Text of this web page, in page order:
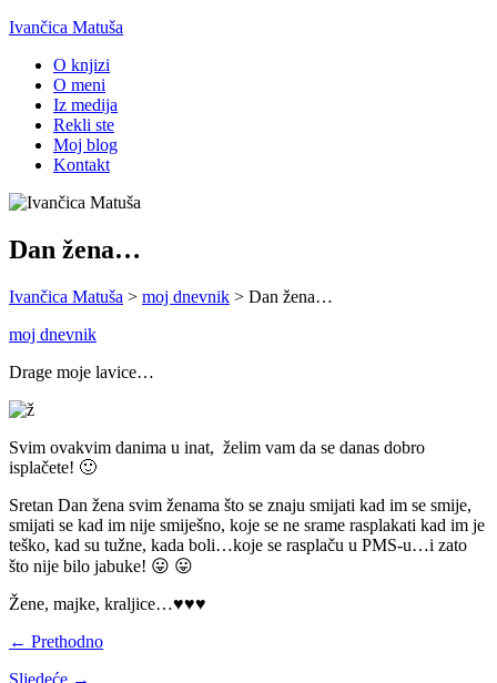
Ivančica Matuša
O knjizi
O meni
Iz medija
Rekli ste
Moj blog
Kontakt
Dan žena…
Ivančica Matuša > moj dnevnik > Dan žena…
moj dnevnik
Drage moje lavice…
Svim ovakvim danima u inat, želim vam da se danas dobro
isplačete! 🙂
Sretan Dan žena svim ženama što se znaju smijati kad im se smije,
smijati se kad im nije smiješno, koje se ne srame rasplakati kad im je
teško, kad su tužne, kada boli…koje se rasplaču u PMS-u…i zato
što nije bilo jabuke! 😛 😛
Žene, majke, kraljice…♥♥♥
← Prethodno
Sljedeće →